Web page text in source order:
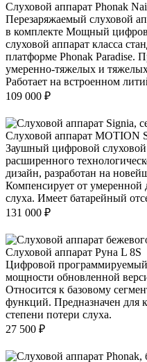
Слуховой аппарат Phonak
Перезаряжаемый слуховой
в комплекте Мощный
слуховой аппарат класса
платформе Phonak Paradise.
умеренно-тяжелых и
Работает на встроенном
109 000 ₽
Слуховой аппарат MOTION
Заушный цифровой
расширенного
дизайн, разработан на
Компенсирует от умеренной
слуха. Имеет батарейный
131 000 ₽
Слуховой аппарат Руна L 8S
Цифровой программируемый
мощности обновленной
Относится к базовому
функций. Предназначен для
степени потери слуха.
27 500 ₽